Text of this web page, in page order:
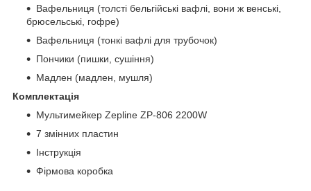
Вафельниця (толсті бельгійські вафлі, вони ж венські,
брюсельські, гофре)
Вафельниця (тонкі вафлі для трубочок)
Пончики (пишки, сушіння)
Мадлен (мадлен, мушля)
Комплектація
Мультимейкер Zepline ZP-806 2200W
7 змінних пластин
Інструкція
Фірмова коробка